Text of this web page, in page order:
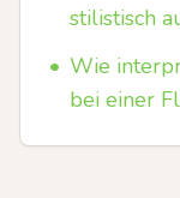
stilistisch
• Wie
bei einer